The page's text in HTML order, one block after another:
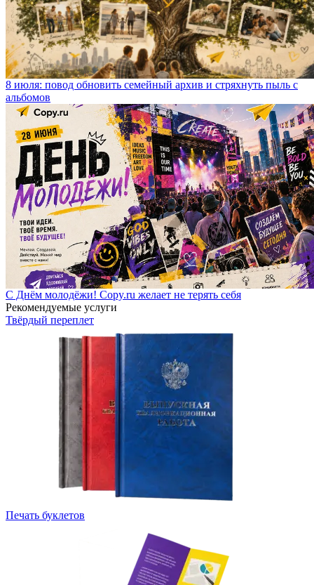
8 июля: повод обновить семейный архив и стряхнуть пыль с
альбомов
С Днём молодёжи! Copy.ru желает не терять себя
Рекомендуемые услуги
Твёрдый переплет
Печать буклетов